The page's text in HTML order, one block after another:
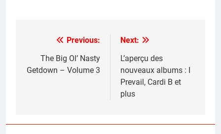
navigation
Previous:
The Big Ol’ Nasty
Getdown – Volume 3
Next:
L’aperçu des
nouveaux albums : I
Prevail, Cardi B et
plus